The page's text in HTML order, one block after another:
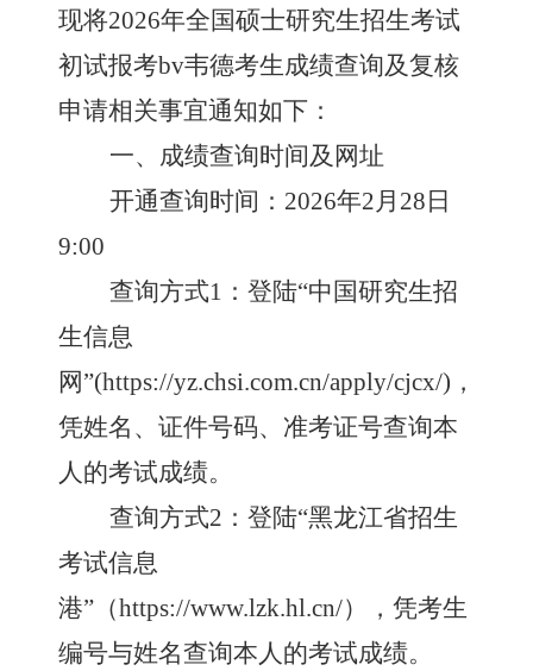
现将2026年全国硕士研究生招生考试
初试报考bv韦德考生成绩查询及复核
申请相关事宜通知如下：
一、成绩查询时间及网址
开通查询时间： 2026年2月28 日
9:00
查询方式1：登陆“中国研究生招
生信息
网”(https://yz.chsi.com.cn/apply/cjcx/)，
凭姓名、证件号码、准考证号查询本
人的考试成绩。
查询方式2：登陆“黑龙江省招生
考试信息
港”（https://www.lzk.hl.cn/），凭考生
编号与姓名查询本人的考试成绩。